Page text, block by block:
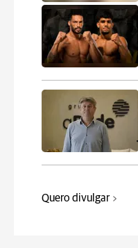
Quero divulgar